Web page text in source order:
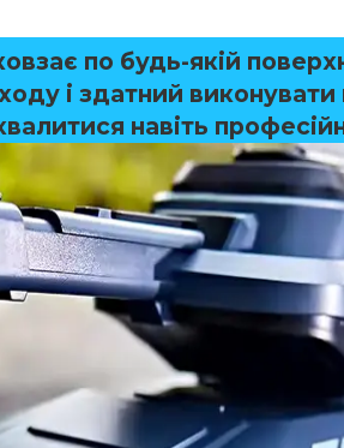
по будь-якій
і здатний виконувати
навіть